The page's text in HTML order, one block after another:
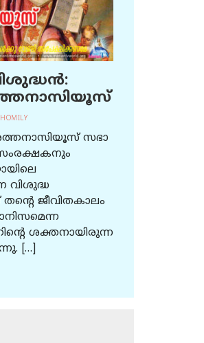
സഭാ
സംരക്ഷകനും
വിശുദ്ധ
ജീവിതകാലം
ശക്തനായിരുന്ന
[…]